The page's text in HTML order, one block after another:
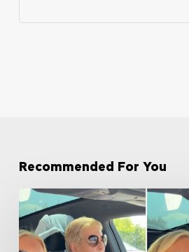
Recommended For You